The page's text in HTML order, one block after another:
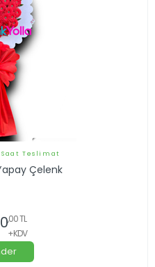
Saat Teslimat
Çelenk
,00 TL
+KDV